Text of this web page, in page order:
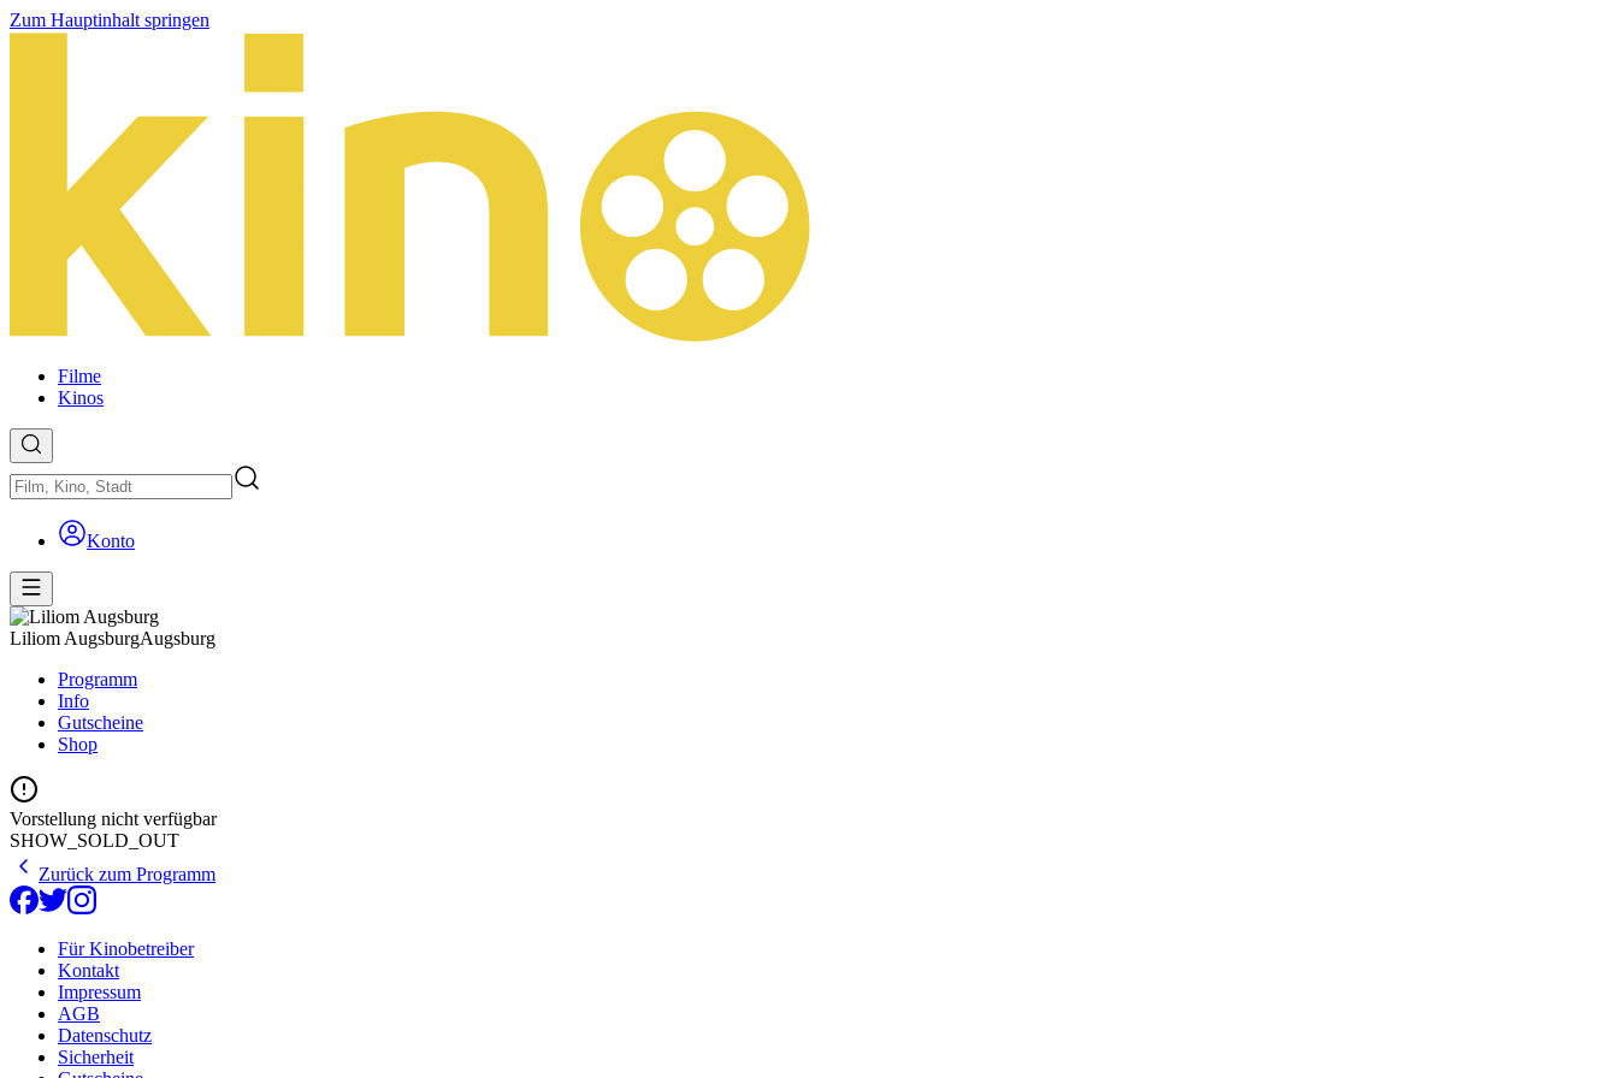
Zum Hauptinhalt springen
Filme
Kinos
Konto
Liliom AugsburgAugsburg
Programm
Info
Gutscheine
Shop
Vorstellung nicht verfügbar
SHOW_SOLD_OUT
Zurück zum Programm
Für Kinobetreiber
Kontakt
Impressum
AGB
Datenschutz
Sicherheit